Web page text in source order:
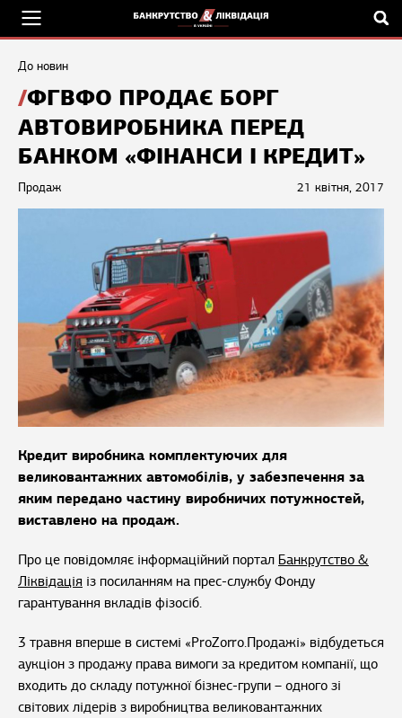
До новин
ФГВФО ПРОДАЄ БОРГ
АВТОВИРОБНИКА ПЕРЕД
БАНКОМ «ФІНАНСИ І КРЕДИТ»
21 квітня, 2017
Продаж
Кредит виробника комплектуючих для
великовантажних автомобілів, у забезпечення за
яким передано частину виробничих потужностей,
виставлено на продаж.
Про це повідомляє інформаційний портал Банкрутство &
Ліквідація із посиланням на прес-службу Фонду
гарантування вкладів фізосіб.
3 травня вперше в системі «ProZorro.Продажі» відбудеться
аукціон з продажу права вимоги за кредитом компанії, що
входить до складу потужної бізнес-групи – одного зі
світових лідерів з виробництва великовантажних